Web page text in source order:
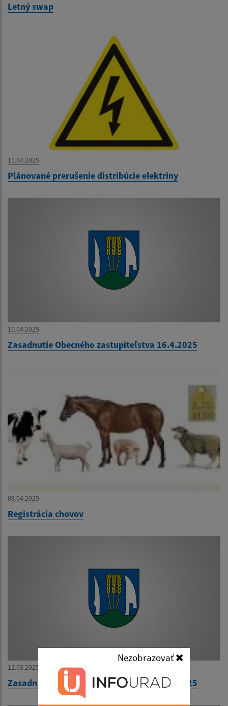
Nezobrazovať
Letný swap
11.04.2025
Plánované prerušenie distribúcie elektriny
10.04.2025
Zasadnutie Obecného zastupiteľstva 16.4.2025
08.04.2025
Registrácia chovov
12.03.2025
Zasadnutie Obecného zastupiteľstva 18.3.2025